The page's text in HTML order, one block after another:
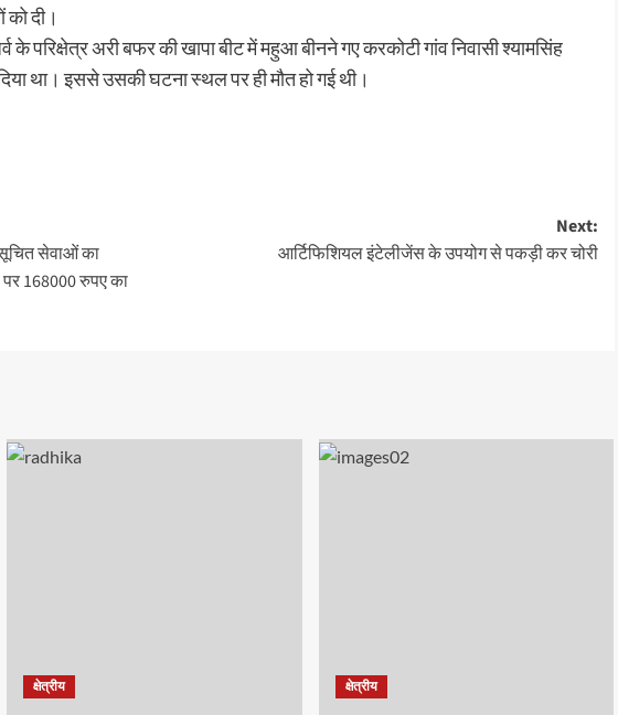
को दी।
के परिक्षेत्र अरी बफर की खापा बीट में महुआ बीनने गए करकोटी गांव निवासी श्यामसिंह
था। इससे उसकी घटना स्थल पर ही मौत हो गई थी।
सेवाओं का
168000 रुपए का
Next:
आर्टिफिशियल इंटेलीजेंस के उपयोग से पकड़ी कर चोरी
क्षेत्रीय क्षेत्रीय